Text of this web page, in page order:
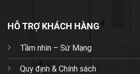
HỖ TRỢ KHÁCH HÀNG
Tầm nhìn – Sứ Mạng
Quy định & Chính sách